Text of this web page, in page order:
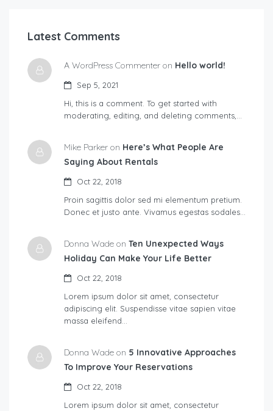
Latest Comments
A WordPress Commenter on Hello world!
Sep 5, 2021
Hi, this is a comment. To get started with
moderating, editing, and deleting comments,…
Mike Parker on Here’s What People Are
Saying About Rentals
Oct 22, 2018
Proin sagittis dolor sed mi elementum pretium.
Donec et justo ante. Vivamus egestas sodales…
Donna Wade on Ten Unexpected Ways
Holiday Can Make Your Life Better
Oct 22, 2018
Lorem ipsum dolor sit amet, consectetur
adipiscing elit. Suspendisse vitae sapien vitae
massa eleifend…
Donna Wade on 5 Innovative Approaches
To Improve Your Reservations
Oct 22, 2018
Lorem ipsum dolor sit amet, consectetur